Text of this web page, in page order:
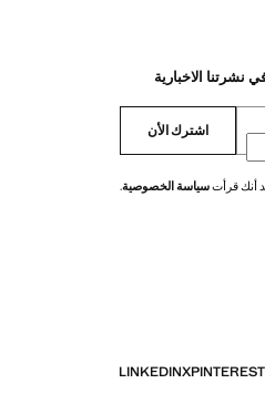
اشترك الأن
أنك قرأتسياسة الخصوصية.
PINTEREST
X
LINKEDIN